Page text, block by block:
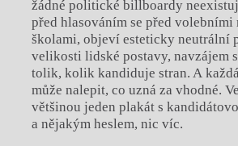
žádné politické billboardy
před hlasováním se před volebními
školami, objeví esteticky neutrální
velikosti lidské postavy, navzájem
tolik, kolik kandiduje stran. A
může nalepit, co uzná za vhodné.
většinou jeden plakát s
a nějakým heslem, nic víc.